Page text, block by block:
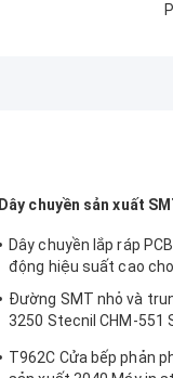
Dây chuyền sản xuất
Dây chuyền lắp ráp
động hiệu suất cao
Đường SMT nhỏ và
3250 Stecnil CHM-551
T962C Cửa bếp phản